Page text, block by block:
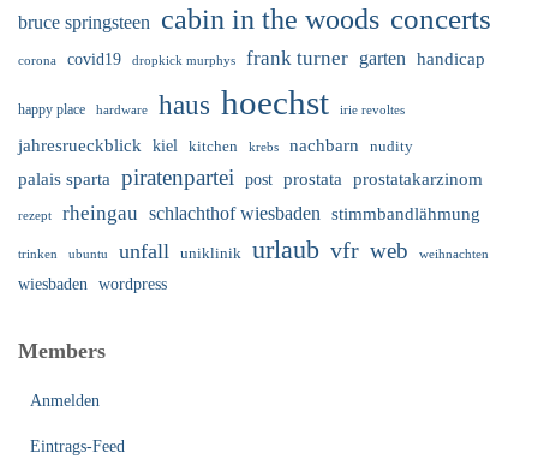
bruce springsteen cabin in the woods concerts
corona covid19 dropkick murphys frank turner garten handicap
happy place hardware haus hoechst irie revoltes
jahresrueckblick kiel kitchen krebs nachbarn nudity
palais sparta piratenpartei post prostata prostatakarzinom
rezept rheingau schlachthof wiesbaden stimmbandlähmung
trinken ubuntu unfall uniklinik urlaub vfr web weihnachten
wiesbaden wordpress
Members
Anmelden
Eintrags-Feed